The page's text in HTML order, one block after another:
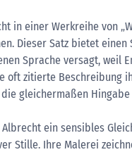
in einer Werkreihe von
Dieser Satz bietet
Sprache versagt, weil
oft zitierte Beschreibung
gleichermaßen
ein sensibles
Stille. Ihre Malerei